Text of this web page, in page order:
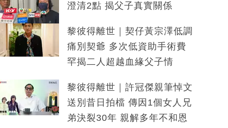
澄清2點 揭父子真實關係
黎彼得離世｜契仔黃宗澤低調
痛別契爺 多次低資助手術費
罕揭二人超越血緣父子情
黎彼得離世｜許冠傑親筆悼文
送別昔日拍檔 傳因1個女人兄
弟決裂30年 親解多年不和恩